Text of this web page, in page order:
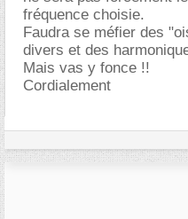
fréquence choisie.
Faudra se méfier des
divers et des
Mais vas y fonce !!
Cordialement